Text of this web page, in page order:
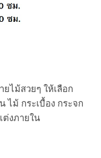
ยไม้สวยๆ ให้เลือก
ม้ กระเบื้อง กระจก
ต่งภายใน